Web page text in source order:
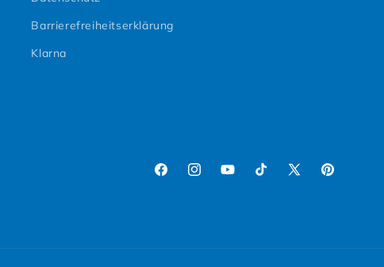
Barrierefreiheitserklärung
Klarna
FacebookInstagram
YouTubeTikTokX (Twitter)
Pinterest